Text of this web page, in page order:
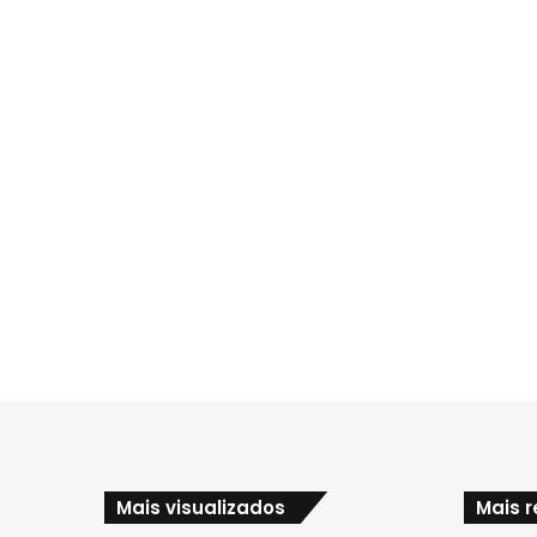
Mais visualizados Mais